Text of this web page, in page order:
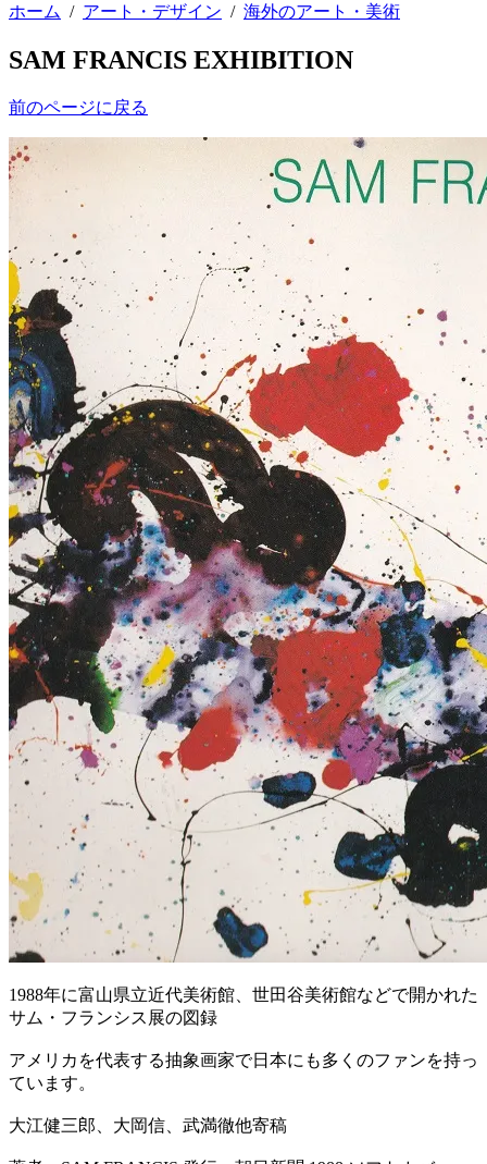
ホーム / アート・デザイン / 海外のアート・美術
SAM FRANCIS EXHIBITION
前のページに戻る
1988年に富山県立近代美術館、世田谷美術館などで開かれた
サム・フランシス展の図録
アメリカを代表する抽象画家で日本にも多くのファンを持っ
ています。
大江健三郎、大岡信、武満徹他寄稿